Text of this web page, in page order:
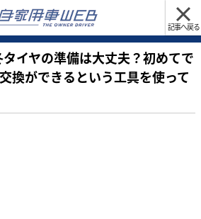
記事へ戻る
イヤの準備は大丈夫？初めてで
換ができるという工具を使って